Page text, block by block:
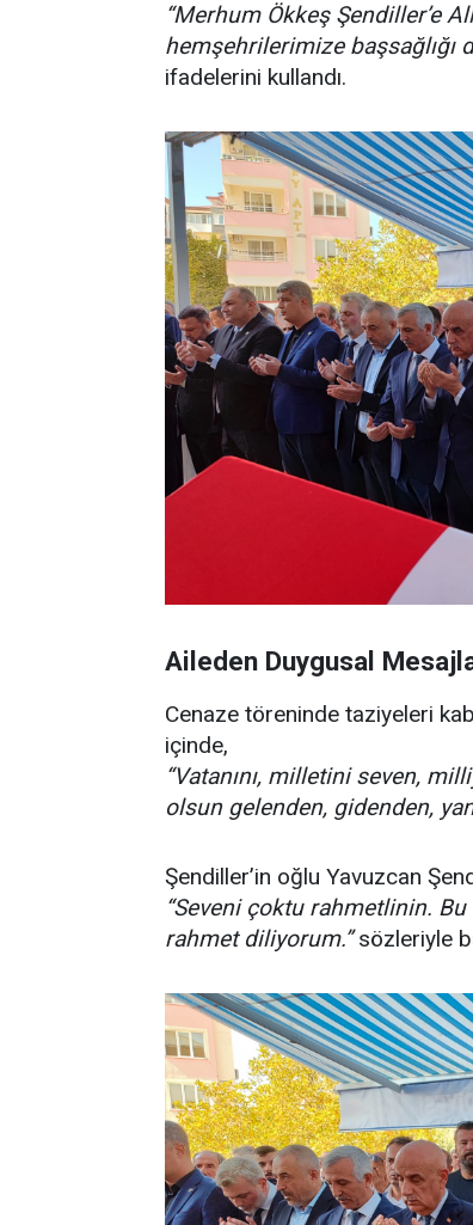
“Merhum Ökkeş Şendiller’e
hemşehrilerimize başsağlığı
ifadelerini kullandı.
Aileden Duygusal
Cenaze töreninde taziyeleri
içinde,
“Vatanını, milletini seven,
olsun gelenden, gidenden,
Şendiller’in oğlu Yavuzcan
“Seveni çoktu rahmetlinin.
rahmet diliyorum.”sözleriyle